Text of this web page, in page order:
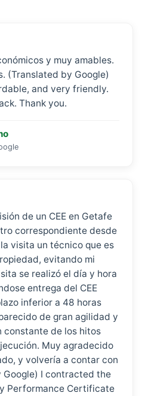
y muy amables.
(Translated by Google)
and very friendly.
Thank you.
de un CEE en Getafe
correspondiente desde
visita un técnico que es
evitando mi
se realizó el día y hora
entrega del CEE
inferior a 48 horas
de gran agilidad y
constante de los hitos
Muy agradecido
y volvería a contar con
Google) I contracted the
Performance Certificate